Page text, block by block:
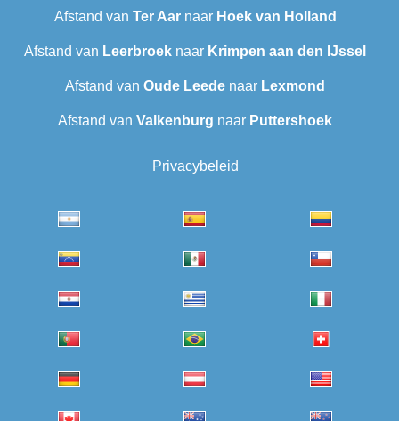
Afstand van Ter Aarnaar Hoek van Holland
Afstand van Leerbroek naar Krimpen aan den IJssel
Afstand van Oude Leede naar Lexmond
Afstand van Valkenburg naar Puttershoek
Privacybeleid